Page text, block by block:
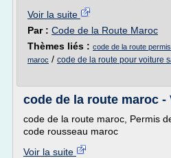
Voir la suite
Par : Code de la Route Maroc
Thèmes liés : code de la route
maroc / code de la route pour voiture
code de la route maroc -
code de la route maroc, Permis
code rousseau maroc
Voir la suite